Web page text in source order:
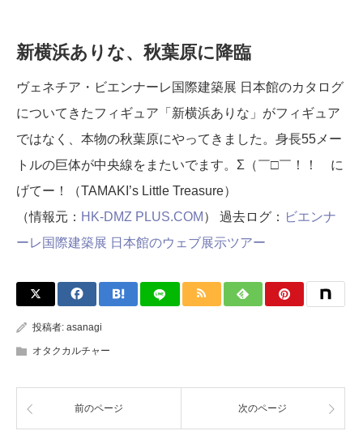
新横浜ありな、秋葉原に降臨
ヴェネチア・ビエンナーレ国際建築展 日本館のカタログ
についてきたフィギュア「新横浜ありな」がフィギュア
ではなく、本物の秋葉原にやってきました。身長55メー
トルの巨体が中央線をまたいでます。Σ（￣□￣！！ に
げてー！（TAMAKI’s Little Treasure）
（情報元： HK-DMZ PLUS.COM ） 過去ログ： ビエンナ
ーレ国際建築展 日本館のウェブ展示ツアー
投稿者: asanagi
オタクカルチャー
前のページ 次のページ